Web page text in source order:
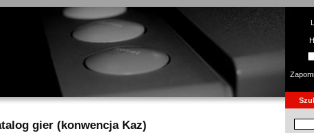
gier (konwencja Kaz)